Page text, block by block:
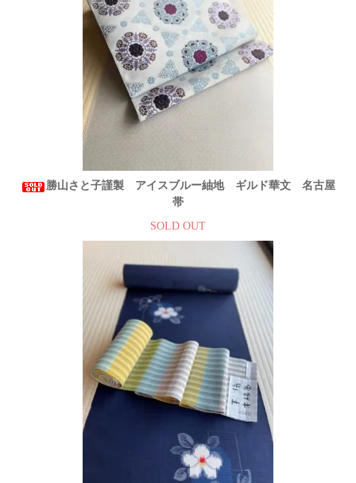
勝山さと子謹製 アイスブルー紬地 ギルド華文 名古屋
帯
SOLD OUT